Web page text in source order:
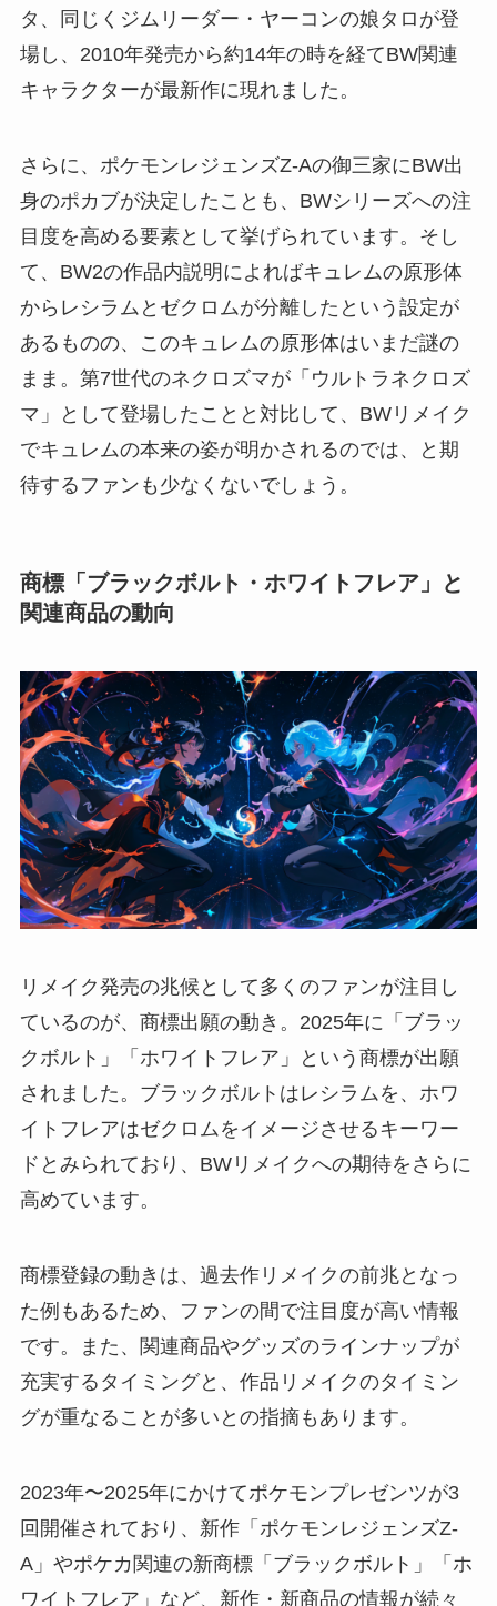
タ、同じくジムリーダー・ヤーコンの娘タロが登
場し、2010年発売から約14年の時を経てBW関連
キャラクターが最新作に現れました。
さらに、ポケモンレジェンズZ-Aの御三家にBW出
身のポカブが決定したことも、BWシリーズへの注
目度を高める要素として挙げられています。そし
て、BW2の作品内説明によればキュレムの原形体
からレシラムとゼクロムが分離したという設定が
あるものの、このキュレムの原形体はいまだ謎の
まま。第7世代のネクロズマが「ウルトラネクロズ
マ」として登場したことと対比して、BWリメイク
でキュレムの本来の姿が明かされるのでは、と期
待するファンも少なくないでしょう。
商標「ブラックボルト・ホワイトフレア」と
関連商品の動向
リメイク発売の兆候として多くのファンが注目し
ているのが、商標出願の動き。2025年に「ブラッ
クボルト」「ホワイトフレア」という商標が出願
されました。ブラックボルトはレシラムを、ホワ
イトフレアはゼクロムをイメージさせるキーワー
ドとみられており、BWリメイクへの期待をさらに
高めています。
商標登録の動きは、過去作リメイクの前兆となっ
た例もあるため、ファンの間で注目度が高い情報
です。また、関連商品やグッズのラインナップが
充実するタイミングと、作品リメイクのタイミン
グが重なることが多いとの指摘もあります。
2023年〜2025年にかけてポケモンプレゼンツが3
回開催されており、新作「ポケモンレジェンズZ-
A」やポケカ関連の新商標「ブラックボルト」「ホ
ワイトフレア」など、新作・新商品の情報が続々